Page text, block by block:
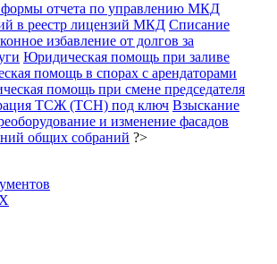
формы отчета по управлению МКД
в реестр лицензий МКД Списание
избавление от долгов за
Юридическая помощь при заливе
помощь в спорах с арендаторами
помощь при смене председателя
ТСЖ (ТСН) под ключ Взыскание
и изменение фасадов
общих собраний ?>